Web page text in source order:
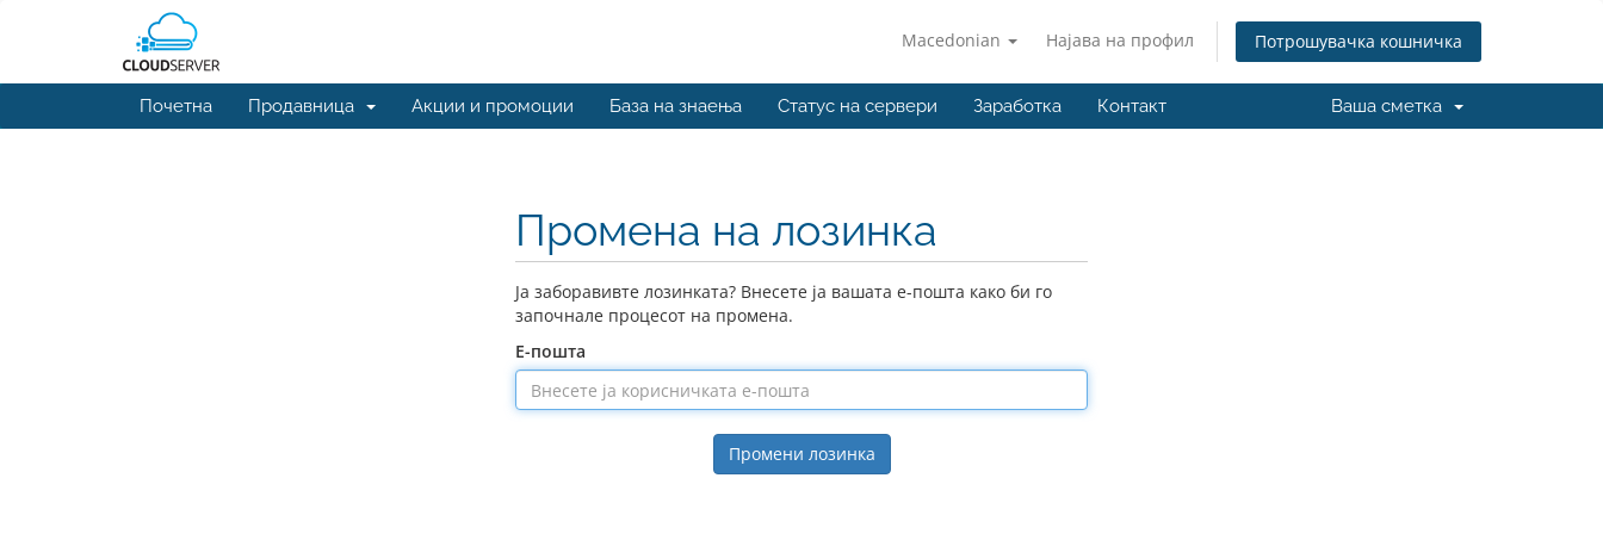
Macedonian Најава на профил Потрошувачка кошничка
Почетна Продавница Акции и промоции База на знаења Статус на сервери Заработка Контакт Ваша сметка
Промена на лозинка
Ја заборавивте лозинката? Внесете ја вашата е-пошта како би го
започнале процесот на промена.
Е-пошта
Промени лозинка